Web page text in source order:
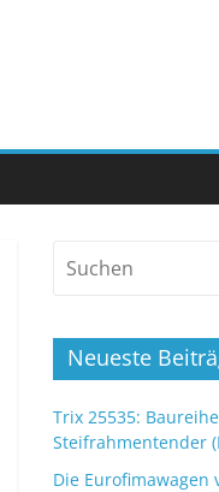
Neueste
Trix 25535:
Steifrahmentender
Die Eurofimawagen